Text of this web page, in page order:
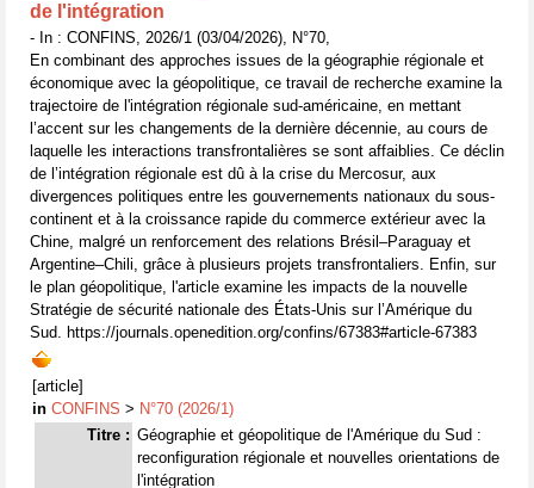
de l'intégration
- In : CONFINS, 2026/1 (03/04/2026), N°70,
En combinant des approches issues de la géographie régionale et
économique avec la géopolitique, ce travail de recherche examine la
trajectoire de l'intégration régionale sud-américaine, en mettant
l’accent sur les changements de la dernière décennie, au cours de
laquelle les interactions transfrontalières se sont affaiblies. Ce déclin
de l’intégration régionale est dû à la crise du Mercosur, aux
divergences politiques entre les gouvernements nationaux du sous-
continent et à la croissance rapide du commerce extérieur avec la
Chine, malgré un renforcement des relations Brésil–Paraguay et
Argentine–Chili, grâce à plusieurs projets transfrontaliers. Enfin, sur
le plan géopolitique, l'article examine les impacts de la nouvelle
Stratégie de sécurité nationale des États-Unis sur l’Amérique du
Sud. https://journals.openedition.org/confins/67383#article-67383
[article]
in CONFINS > N°70 (2026/1)
Titre : Géographie et géopolitique de l'Amérique du Sud :
reconfiguration régionale et nouvelles orientations de
l'intégration